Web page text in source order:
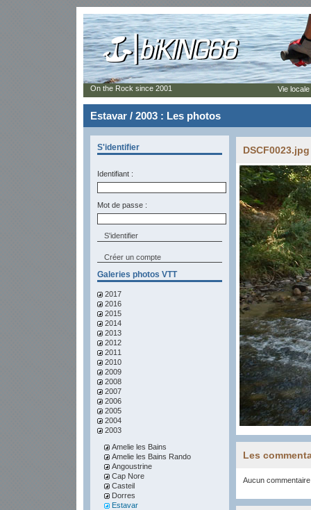
Estavar / 2003 : Les photos
S'identifier
Identifiant :
Mot de passe :
Créer un compte
Galeries photos VTT
2017
2016
2015
2014
2013
2012
2011
2010
2009
2008
2007
2006
2005
2004
2003
Amelie les Bains
Amelie les Bains Rando
Angoustrine
Cap Nore
Casteil
Dorres
Estavar
Les
Aucun
On the Rock since 2001 Vie